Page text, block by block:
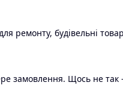
ремонту, будівельні
замовлення. Щось не